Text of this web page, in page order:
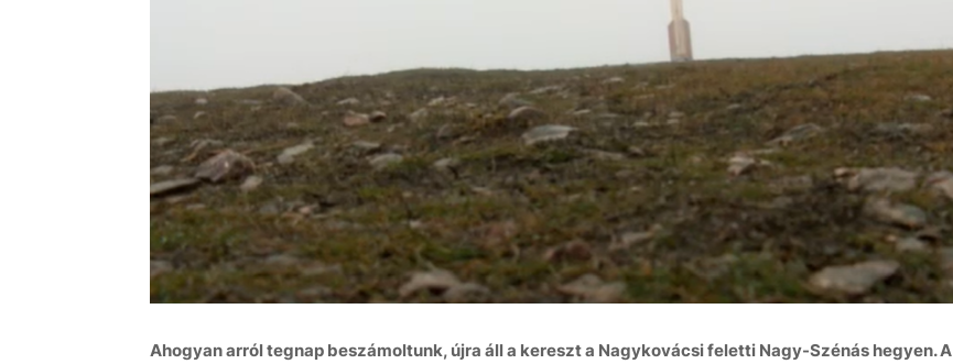
Ahogyan arról tegnap beszámoltunk, újra áll a kereszt a Nagykovácsi feletti Nagy-Szénás hegyen. A